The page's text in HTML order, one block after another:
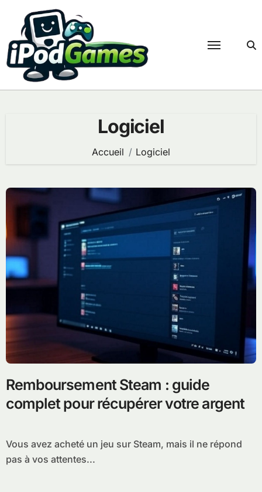
contenu
Logiciel
Accueil Logiciel
Remboursement Steam : guide
complet pour récupérer votre argent
Vous avez acheté un jeu sur Steam, mais il ne répond
pas à vos attentes...